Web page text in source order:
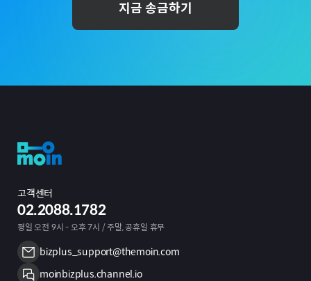
지금 송금하기
고객센터
02.2088.1782
평일 오전 9시 - 오후 7시 / 주말, 공휴일 휴무
bizplus_support@themoin.com
moinbizplus.channel.io